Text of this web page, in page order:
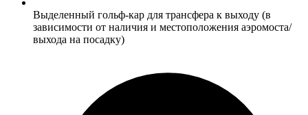
Выделенный гольф-кар для трансфера к выходу (в
зависимости от наличия и местоположения аэромоста/
выхода на посадку)